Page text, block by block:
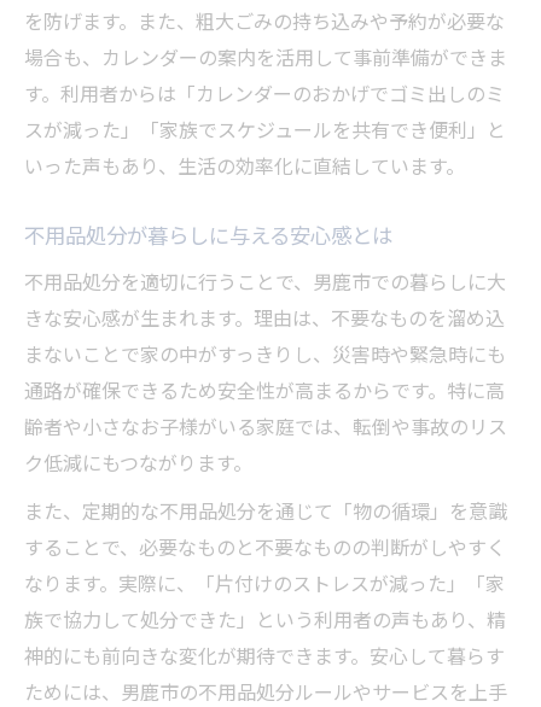
を防げます。また、粗大ごみの持ち込みや予約が必要な
場合も、カレンダーの案内を活用して事前準備ができま
す。利用者からは「カレンダーのおかげでゴミ出しのミ
スが減った」「家族でスケジュールを共有でき便利」と
いった声もあり、生活の効率化に直結しています。
不用品処分が暮らしに与える安心感とは
不用品処分を適切に行うことで、男鹿市での暮らしに大
きな安心感が生まれます。理由は、不要なものを溜め込
まないことで家の中がすっきりし、災害時や緊急時にも
通路が確保できるため安全性が高まるからです。特に高
齢者や小さなお子様がいる家庭では、転倒や事故のリス
ク低減にもつながります。
また、定期的な不用品処分を通じて「物の循環」を意識
することで、必要なものと不要なものの判断がしやすく
なります。実際に、「片付けのストレスが減った」「家
族で協力して処分できた」という利用者の声もあり、精
神的にも前向きな変化が期待できます。安心して暮らす
ためには、男鹿市の不用品処分ルールやサービスを上手